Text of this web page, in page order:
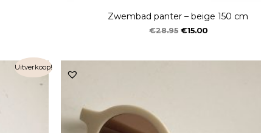
Zwembad panter – beige 150 cm
€28.95 €15.00
Uitverkoop!